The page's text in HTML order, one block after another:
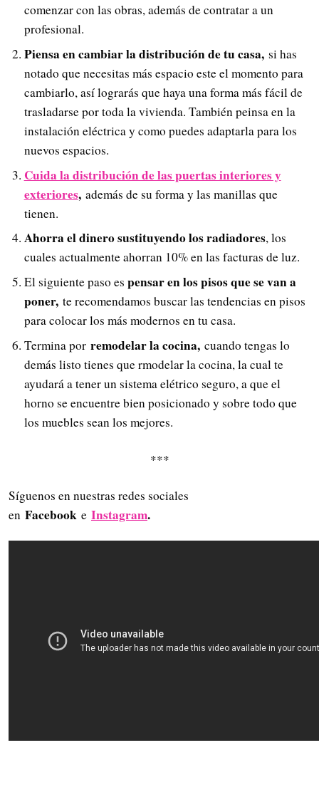
comenzar con las obras, además de contratar a un
profesional.
Piensa en cambiar la distribución de tu casa, si has
notado que necesitas más espacio este el momento para
cambiarlo, así lograrás que haya una forma más fácil de
trasladarse por toda la vivienda. También peinsa en la
instalación eléctrica y como puedes adaptarla para los
nuevos espacios.
Cuida la distribución de las puertas interiores y
exteriores, además de su forma y las manillas que
tienen.
Ahorra el dinero sustituyendo los radiadores, los
cuales actualmente ahorran 10% en las facturas de luz.
El siguiente paso es pensar en los pisos que se van a
poner, te recomendamos buscar las tendencias en pisos
para colocar los más modernos en tu casa.
Termina por remodelar la cocina, cuando tengas lo
demás listo tienes que rmodelar la cocina, la cual te
ayudará a tener un sistema elétrico seguro, a que el
horno se encuentre bien posicionado y sobre todo que
los muebles sean los mejores.
***
Síguenos en nuestras redes sociales
en Facebook e Instagram.